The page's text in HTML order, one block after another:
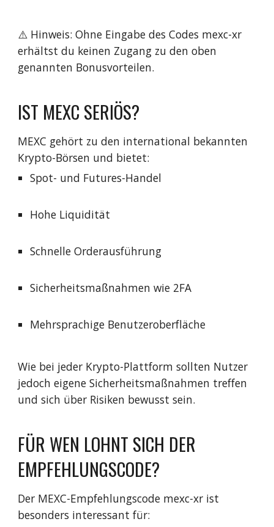
⚠️ Hinweis: Ohne Eingabe des Codes mexc-xr
erhältst du keinen Zugang zu den oben
genannten Bonusvorteilen.
IST MEXC SERIÖS?
MEXC gehört zu den international bekannten
Krypto-Börsen und bietet:
Spot- und Futures-Handel
Hohe Liquidität
Schnelle Orderausführung
Sicherheitsmaßnahmen wie 2FA
Mehrsprachige Benutzeroberfläche
Wie bei jeder Krypto-Plattform sollten Nutzer
jedoch eigene Sicherheitsmaßnahmen treffen
und sich über Risiken bewusst sein.
FÜR WEN LOHNT SICH DER
EMPFEHLUNGSCODE?
Der MEXC-Empfehlungscode mexc-xr ist
besonders interessant für: